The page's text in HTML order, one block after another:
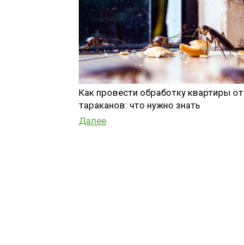
Как провести обработку квартиры от
тараканов: что нужно знать
Далее